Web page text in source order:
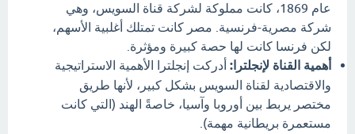
عام 1869، كانت مملوكة لشركة قناة السويس، وهي
شركة مصرية-فرنسية. مصر كانت تمتلك أغلبية الأسهم،
لكن فرنسا كانت لها حصة كبيرة ومؤثرة.
أهمية القناة لإنجلترا: أدركت إنجلترا الأهمية الاستراتيجية
والاقتصادية لقناة السويس بشكل كبير، لأنها طريق
مختصر يربط بين أوروبا وآسيا، خاصةً الهند (التي كانت
مستعمرة بريطانية مهمة).